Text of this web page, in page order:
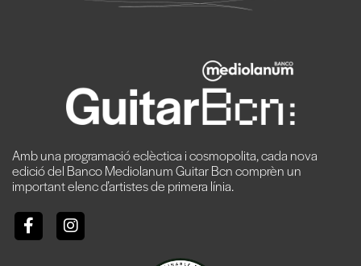
Amb una programació eclèctica i cosmopolita, cada nova
edició del Banco Mediolanum Guitar Bcn comprèn un
important elenc d’artistes de primera línia.